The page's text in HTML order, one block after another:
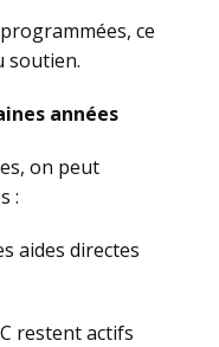
ce
soutien.
années
on peut
:
aides directes
restent actifs